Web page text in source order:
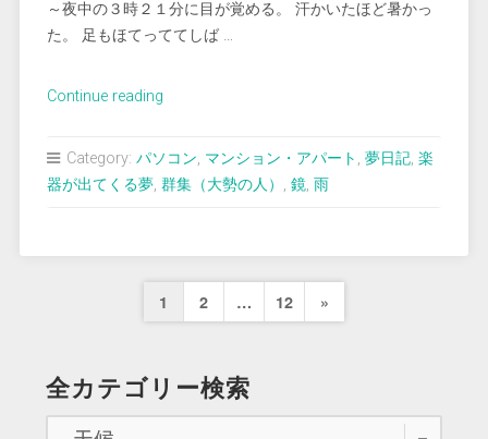
る”
～夜中の３時２１分に目が覚める。 汗かいたほど暑かっ
た。 足もほてっててしば …
Continue reading“＜
い
性
ら
っ
Category: パソコン, マンション・アパート , 夢日記, 楽
器が出てくる夢, 群集（大勢の人） , 鏡, 雨
投
の
ペ
1 2 … 12
Next
»
全カテゴリー検索